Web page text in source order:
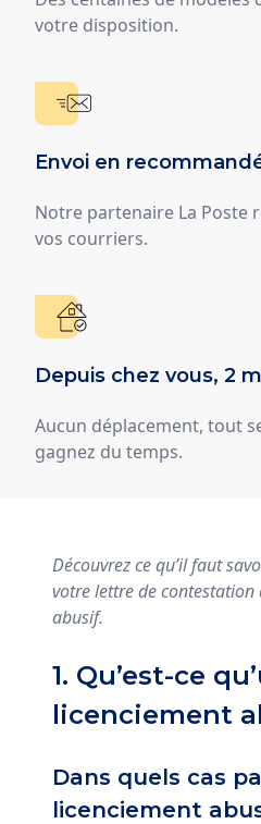
votre disposition.
Envoi en
Notre partenaire La Poste
vos courriers.
Depuis chez vous, 2
Aucun déplacement, tout
gagnez du temps.
Découvrez ce qu’il faut
votre lettre de
abusif.
1. Qu’est-ce
licenciement
Dans quels cas
licenciement